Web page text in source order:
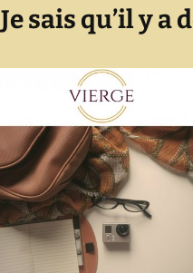
Je sais qu’il y a